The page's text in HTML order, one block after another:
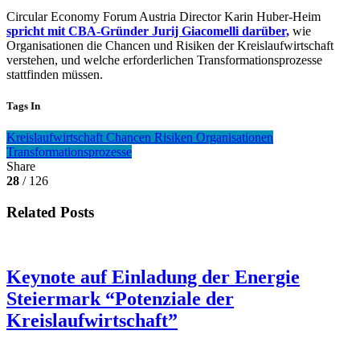
Circular Economy Forum Austria Director Karin Huber-Heim
spricht mit CBA-Gründer Jurij Giacomelli darüber, wie
Organisationen die Chancen und Risiken der Kreislaufwirtschaft
verstehen, und welche erforderlichen Transformationsprozesse
stattfinden müssen.
Tags In
Kreislaufwirtschaft Chancen Risiken Organisationen
Transformationsprozesse
Share
28 / 126
Related Posts
Keynote auf Einladung der Energie
Steiermark “Potenziale der
Kreislaufwirtschaft”